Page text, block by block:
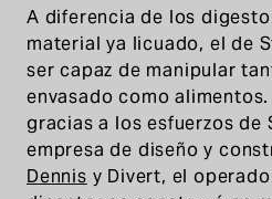
A diferencia de los
material ya licuado, el de
ser capaz de manipular
envasado como
gracias a los esfuerzos de
empresa de diseño y
Dennis y Divert, el